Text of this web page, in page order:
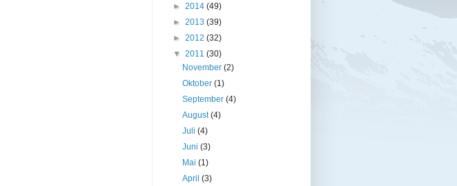
► 2014 (49)
► 2013 (39)
► 2012 (32)
▼ 2011 (30)
November(2)
Oktober(1)
September(4)
August(4)
Juli(4)
Juni(3)
Mai(1)
April(3)